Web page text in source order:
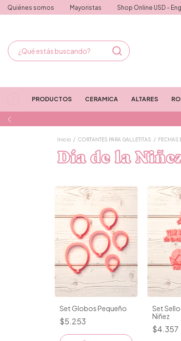
Quiénes somos Mayoristas Shop Online USD -
PRODUCTOS CERAMICA ALTARES
Inicio / CORTANTES PARA GALLETITAS / FECHAS
Día de la
Set Globos Pequeño
$5.253
Set
Niñez
$4.357